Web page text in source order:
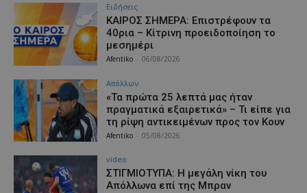
Ειδήσεις
ΚΑΙΡΟΣ ΣΗΜΕΡΑ: Επιστρέφουν τα
40ρια – Κίτρινη προειδοποίηση το
μεσημέρι
Afentiko 06/08/2026
Απόλλων
«Τα πρώτα 25 λεπτά μας ήταν
πραγματικά εξαιρετικά» – Τι είπε για
τη ρίψη αντικειμένων προς τον Κουν
Afentiko 05/08/2026
video
ΣΤΙΓΜΙΟΤΥΠΑ: Η μεγάλη νίκη του
Απόλλωνα επί της Μπραν